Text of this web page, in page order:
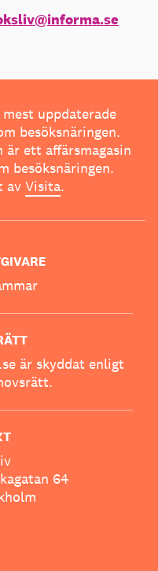
uppdaterade
besöksnäringen.
ett affärsmagasin
besöksnäringen.
av Visita.
är skyddat enligt
64